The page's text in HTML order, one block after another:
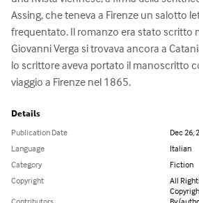
Assing, che teneva a Firenze un salotto
frequentato. Il romanzo era stato scritto
Giovanni Verga si trovava ancora a
lo scrittore aveva portato il manoscritto
viaggio a Firenze nel 1865.
Details
Publication Date
Dec 26,
Language
Italian
Category
Fiction
Copyright
All